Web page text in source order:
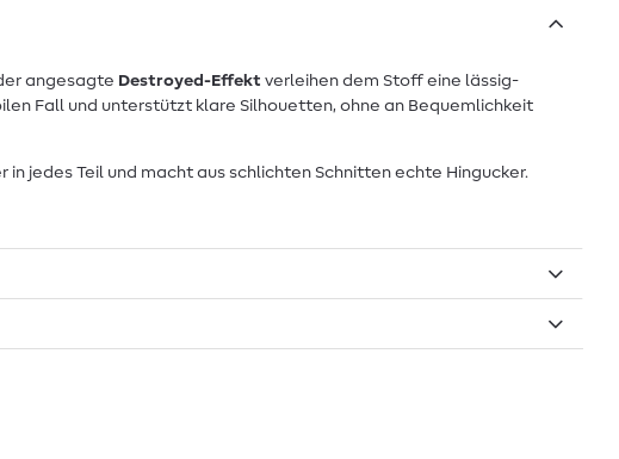
angesagte Destroyed-Effekt verleihen dem Stoff eine lässig-
Fall und unterstützt klare Silhouetten, ohne an Bequemlichkeit
jedes Teil und macht aus schlichten Schnitten echte Hingucker.